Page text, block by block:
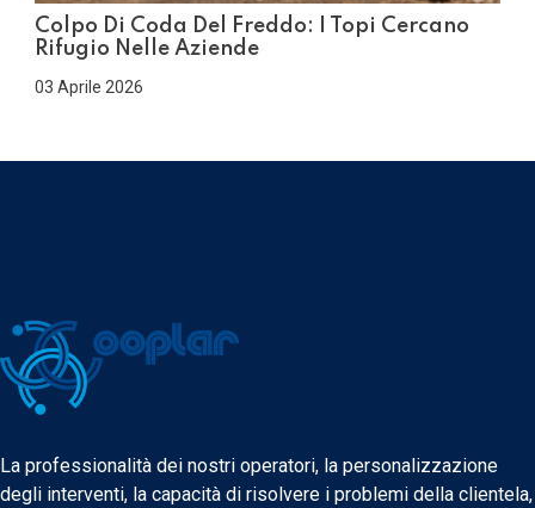
Colpo Di Coda Del Freddo: I Topi Cercano
Rifugio Nelle Aziende
03 Aprile 2026
La professionalità dei nostri operatori, la personalizzazione
degli interventi, la capacità di risolvere i problemi della clientela,